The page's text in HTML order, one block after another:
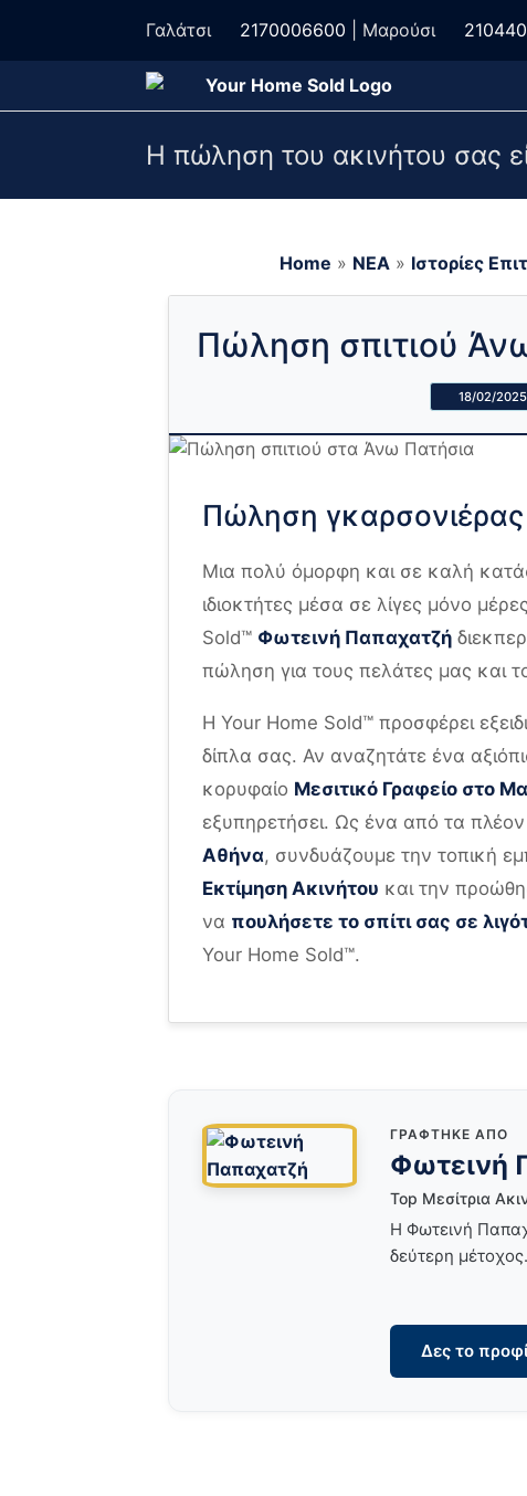
Γαλάτσι 2170006600 | Μαρούσι
Η πώληση του ακινήτου σας
Home » ΝΕΑ » Ιστορίες
Πώληση σπιτιού
18/02/2025
Πώληση
Μια πολύ όμορφη και σε καλή
ιδιοκτήτες μέσα σε λίγες μόνο
Sold™ Φωτεινή Παπαχατζή
πώληση για τους πελάτες μας και
Η Your Home Sold™ προσφέρει
δίπλα σας. Αν αναζητάτε ένα
κορυφαίο Μεσιτικό Γραφείο στο
εξυπηρετήσει. Ως ένα από τα
Αθήνα, συνδυάζουμε την τοπική
Εκτίμηση Ακινήτου και την
να πουλήσετε το σπίτι σας σε
Your Home Sold™.
ΓΡΆΦΤΗΚΕ ΑΠΌ
Φωτεινή
Top Μεσίτρια
Η Φωτεινή
δεύτερη
Δες το